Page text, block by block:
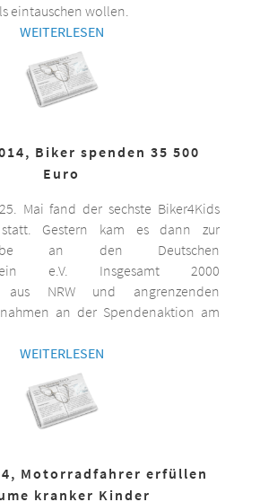
eintauschen wollen.
WEITERLESEN
Biker spenden 35 500
Euro
Mai fand der sechste Biker4Kids
statt. Gestern kam es dann zur
an den Deutschen
e.V. Insgesamt 2000
aus NRW und angrenzenden
an der Spendenaktion am
WEITERLESEN
Motorradfahrer erfüllen
kranker Kinder